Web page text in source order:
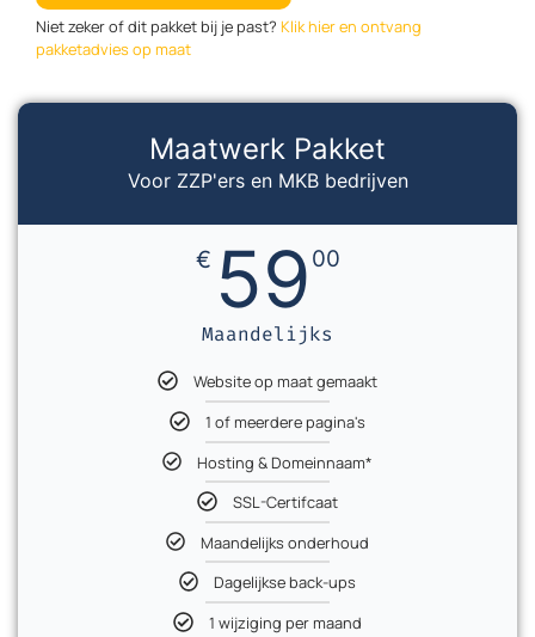
Niet zeker of dit pakket bij je past? Klik hier en ontvang
pakketadvies op maat
Maatwerk Pakket
Voor ZZP'ers en MKB bedrijven
€ 59 00
Maandelijks
Website op maat gemaakt
1 of meerdere pagina's
Hosting & Domeinnaam*
SSL-Certifcaat
Maandelijks onderhoud
Dagelijkse back-ups
1 wijziging per maand